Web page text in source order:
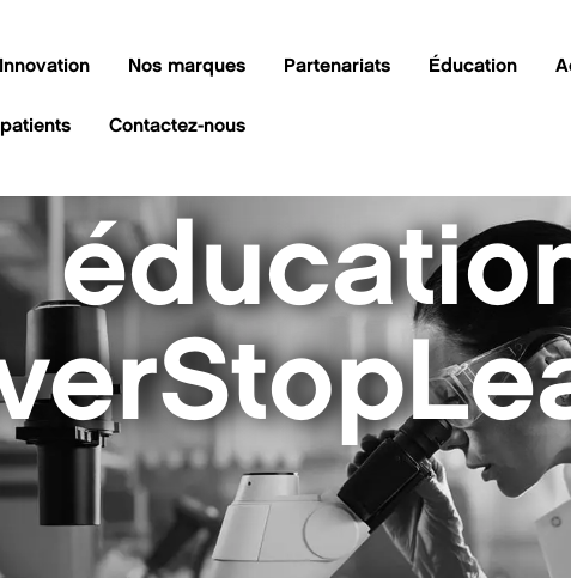
Innovation Nos marques Partenariats Éducation
Contactez-nous